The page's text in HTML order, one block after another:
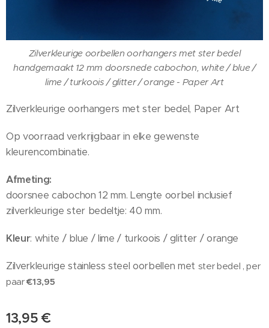
Zilverkleurige oorbellen oorhangers met ster bedel
handgemaakt 12 mm doorsnede cabochon, white / blue /
lime / turkoois / glitter / orange - Paper Art
Zilverkleurige oorhangers met ster bedel, Paper Art
Op voorraad verkrijgbaar in elke gewenste
kleurencombinatie.
Afmeting:
doorsnee cabochon 12 mm. Lengte oorbel inclusief
zilverkleurige ster bedeltje: 40 mm.
Kleur: white / blue / lime / turkoois / glitter / orange
Zilverkleurige stainless steel oorbellen met ster bedel , per
paar€13,95
13,95 €